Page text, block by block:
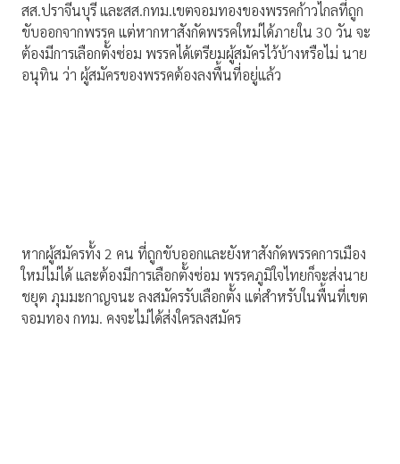
สส.ปราจีนบุรี และสส.กทม.เขตจอมทองของพรรคก้าวไกลที่ถูก
ขับออกจากพรรค แต่หากหาสังกัดพรรคใหม่ได้ภายใน 30 วัน จะ
ต้องมีการเลือกตั้งซ่อม พรรคได้เตรียมผู้สมัครไว้บ้างหรือไม่ นาย
อนุทิน ว่า ผู้สมัครของพรรคต้องลงพื้นที่อยู่แล้ว
หากผู้สมัครทั้ง 2 คน ที่ถูกขับออกและยังหาสังกัดพรรคการเมือง
ใหม่ไม่ได้ และต้องมีการเลือกตั้งซ่อม พรรคภูมิใจไทยก็จะส่งนาย
ชยุต ภุมมะกาญจนะ ลงสมัครรับเลือกตั้ง แต่สำหรับในพื้นที่เขต
จอมทอง กทม. คงจะไม่ได้ส่งใครลงสมัคร